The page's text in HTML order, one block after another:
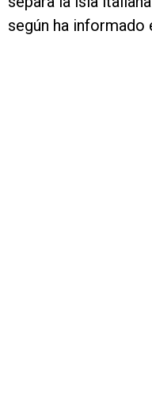
según ha informado